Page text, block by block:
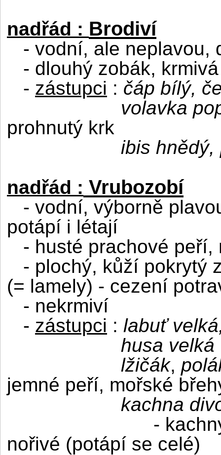
nadřád : Brodiví
- vodní, ale neplavou,
- dlouhý zobák,
- zástupci : čáp bílý,
volavka
prohnutý krk
ibis hnědý,
nadřád : Vrubozobí
- vodní, výborně
potápí i létají
- husté prachové
- plochý, kůží pokrytý
(= lamely) - cezení
- nekrmiví
- zástupci : labuť
husa velká
lžičák,
jemné peří, mořské
kachna
-
nořivé (potápí se celé)